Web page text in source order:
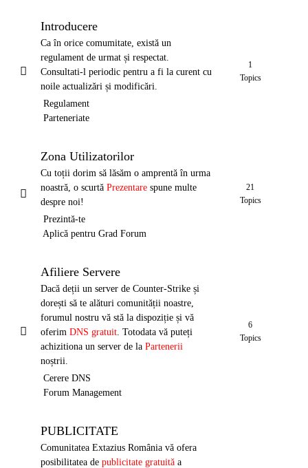
Introducere
Ca în orice comumitate, există un
regulament de urmat și respectat.
Consultati-l periodic pentru a fi la curent cu
noile actualizări și modificări.
Regulament
Parteneriate
1
Topics
Zona Utilizatorilor
Cu toții dorim să lăsăm o amprentă în urma
noastră, o scurtă Prezentare spune multe
despre noi!
Prezintă-te
Aplică pentru Grad Forum
21
Topics
Afiliere Servere
Dacă deții un server de Counter-Strike și
dorești să te alături comunității noastre,
forumul nostru vă stă la dispoziție și vă
oferim DNS gratuit. Totodata vă puteți
achizitiona un server de la Partenerii
noștrii.
Cerere DNS
Forum Management
6
Topics
PUBLICITATE
Comunitatea Extazius România vă ofera
posibilitatea de publicitate gratuită a